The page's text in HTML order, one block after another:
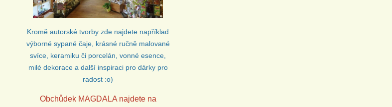
Kromě autorské tvorby zde najdete například
výborné sypané čaje, krásné ručně malované
svíce, keramiku či porcelán, vonné esence,
milé dekorace a další inspiraci pro dárky pro
radost :o)
Obchůdek MAGDALA najdete na